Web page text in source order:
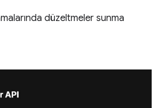
düzeltmeler sunma